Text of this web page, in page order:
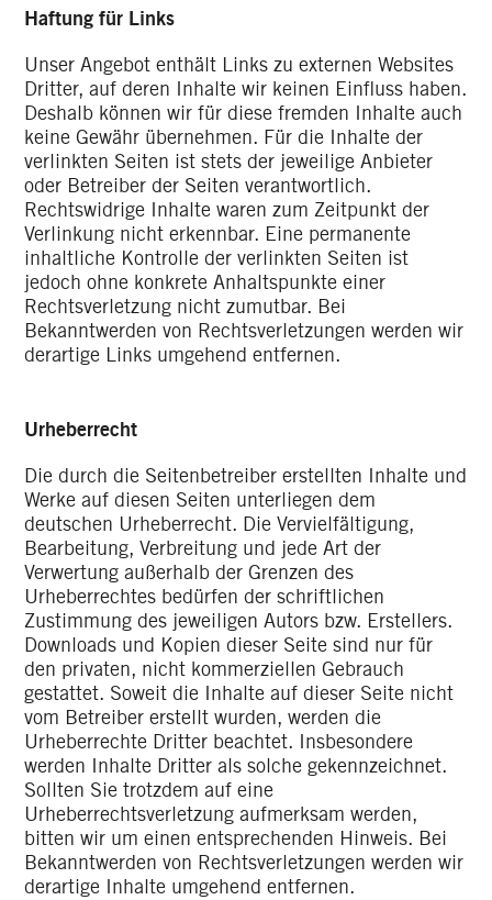
Haftung für Links
Unser Angebot enthält Links zu externen Websites
Dritter, auf deren Inhalte wir keinen Einfluss haben.
Deshalb können wir für diese fremden Inhalte auch
keine Gewähr übernehmen. Für die Inhalte der
verlinkten Seiten ist stets der jeweilige Anbieter
oder Betreiber der Seiten verantwortlich.
Rechtswidrige Inhalte waren zum Zeitpunkt der
Verlinkung nicht erkennbar. Eine permanente
inhaltliche Kontrolle der verlinkten Seiten ist
jedoch ohne konkrete Anhaltspunkte einer
Rechtsverletzung nicht zumutbar. Bei
Bekanntwerden von Rechtsverletzungen werden wir
derartige Links umgehend entfernen.
Urheberrecht
Die durch die Seitenbetreiber erstellten Inhalte und
Werke auf diesen Seiten unterliegen dem
deutschen Urheberrecht. Die Vervielfältigung,
Bearbeitung, Verbreitung und jede Art der
Verwertung außerhalb der Grenzen des
Urheberrechtes bedürfen der schriftlichen
Zustimmung des jeweiligen Autors bzw. Erstellers.
Downloads und Kopien dieser Seite sind nur für
den privaten, nicht kommerziellen Gebrauch
gestattet. Soweit die Inhalte auf dieser Seite nicht
vom Betreiber erstellt wurden, werden die
Urheberrechte Dritter beachtet. Insbesondere
werden Inhalte Dritter als solche gekennzeichnet.
Sollten Sie trotzdem auf eine
Urheberrechtsverletzung aufmerksam werden,
bitten wir um einen entsprechenden Hinweis. Bei
Bekanntwerden von Rechtsverletzungen werden wir
derartige Inhalte umgehend entfernen.